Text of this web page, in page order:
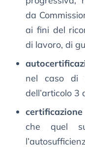
da
ai fini del
di lavoro, di
nel caso di
dell’articolo 3
che quel